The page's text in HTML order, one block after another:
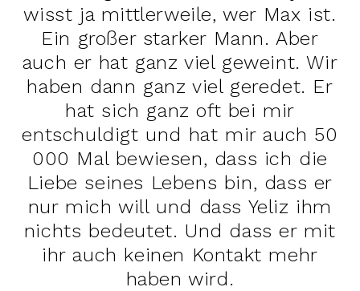
wisst ja mittlerweile, wer Max ist.
Ein großer starker Mann. Aber
auch er hat ganz viel geweint. Wir
haben dann ganz viel geredet. Er
hat sich ganz oft bei mir
entschuldigt und hat mir auch 50
000 Mal bewiesen, dass ich die
Liebe seines Lebens bin, dass er
nur mich will und dass Yeliz ihm
nichts bedeutet. Und dass er mit
ihr auch keinen Kontakt mehr
haben wird.